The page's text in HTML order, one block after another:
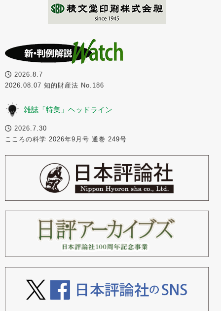
2026.8.7
2026.08.07 知的財産法 No.186
雑誌「特集」ヘッドライン
2026.7.30
こころの科学 2026年9月号 通巻 249号